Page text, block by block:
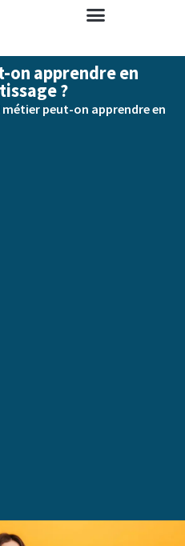
on apprendre en
?
métier peut-on apprendre en